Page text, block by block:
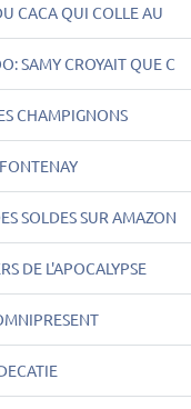
CACA QUI COLLE AU
SAMY CROYAIT QUE C
CHAMPIGNONS
SOLDES SUR AMAZON
DE L'APOCALYPSE